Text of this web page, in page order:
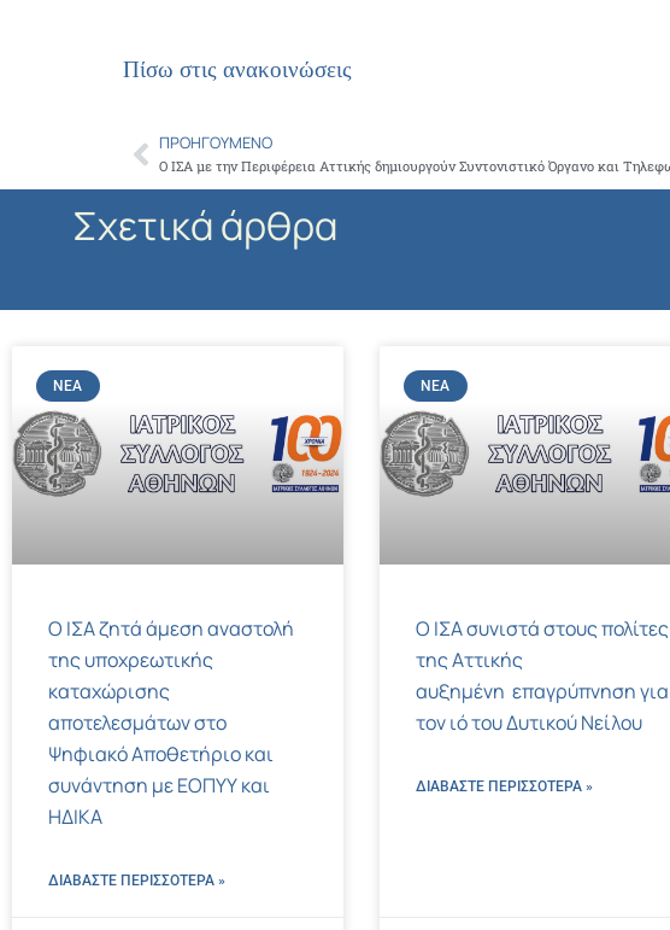
Πίσω στις ανακοινώσεις
Prev
ΠΡΟΗΓΟΎΜΕΝΟ
Σχετικά άρθρα
ΝΈΑ
Ο ΙΣΑ ζητά άμεση αναστολή
της υποχρεωτικής
καταχώρισης
αποτελεσμάτων στο
Ψηφιακό Αποθετήριο και
συνάντηση με ΕΟΠΥΥ και
ΗΔΙΚΑ
ΔΙΑΒΑΣΤΕ ΠΕΡΙΣΣΌΤΕΡΑ »
ΝΈΑ
Ο ΙΣΑ συνιστά στους πολίτες
της Αττικής
αυξημένη επαγρύπνηση για
τον ιό του Δυτικού Νείλου
ΔΙΑΒΑΣΤΕ ΠΕΡΙΣΣΌΤΕΡΑ »